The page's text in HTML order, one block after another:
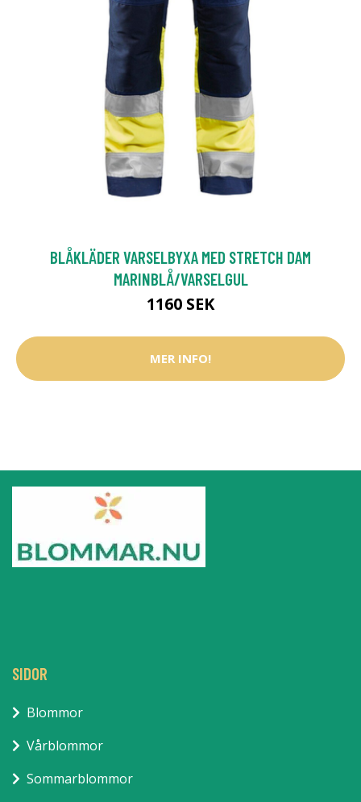
BLÅKLÄDER VARSELBYXA MED STRETCH DAM
MARINBLÅ/VARSELGUL
1160 SEK
MER INFO!
SIDOR
Blommor
Vårblommor
Sommarblommor